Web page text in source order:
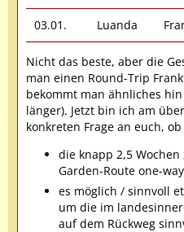
03.01. Luanda
Nicht das beste, aber die
man einen Round-Trip
bekommt man ähnliches
länger). Jetzt bin ich am
konkreten Frage an euch, ob
die knapp 2,5
Garden-Route one-
es möglich / sinnvoll
um die im
auf dem Rückweg